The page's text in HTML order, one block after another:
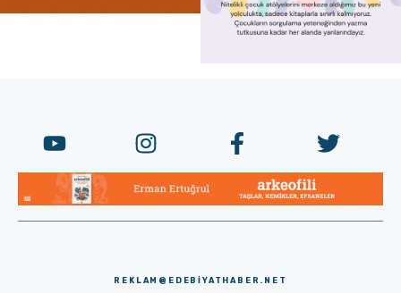
REKLAM@EDEBIYATHABER.NET